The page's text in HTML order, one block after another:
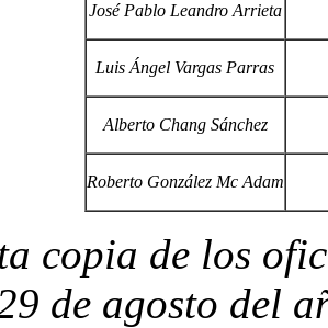
José Pablo Leandro Arrieta
Luis Ángel Vargas Parras
Alberto Chang Sánchez
Roberto González Mc Adam
copia de los
de agosto del